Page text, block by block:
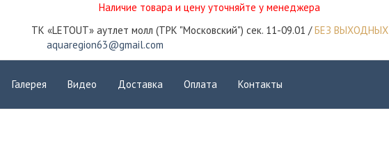
Наличие товара и цену уточняйте у менеджера
ТК «LETOUT» аутлет молл (ТРК "Московский") сек. 11-09.01 /БЕЗ ВЫХОДНЫХ
aquaregion63@gmail.com
Галерея Видео Доставка Оплата Контакты